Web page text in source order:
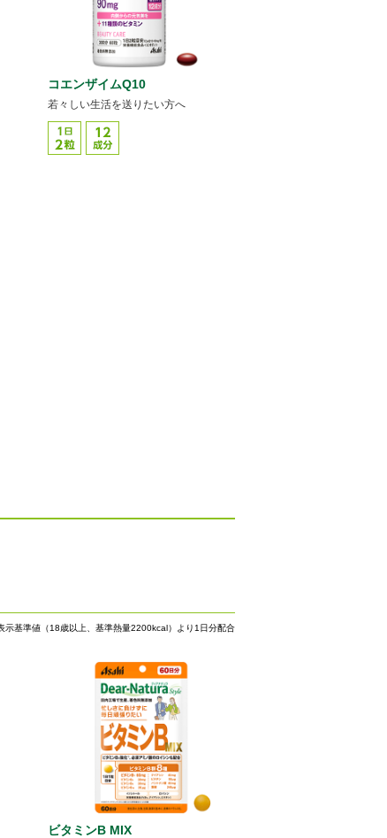
コエンザイムQ10
若々しい生活を送りたい方へ
示基準値（18歳以上、基準熱量2200kcal）より1日分配合
ビタミンB MIX